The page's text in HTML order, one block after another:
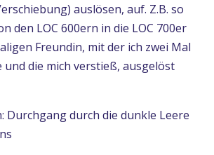
auslösen, auf. Z.B. so
den LOC 600ern in die LOC 700er
Freundin, mit der ich zwei Mal
und die mich verstieß, ausgelöst
Durchgang durch die dunkle Leere